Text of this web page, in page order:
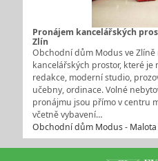
Pronájem kancelářských
Zlín
Obchodní dům Modus ve
kancelářských prostor, které je
redakce, moderní studio,
učebny, ordinace. Volné
pronájmu jsou přímo v centru
včetně vybavení…
Obchodní dům Modus - Malota